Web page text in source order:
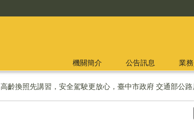
機關簡介 公告訊息 業
高齡換照先講習，安全駕駛更放心，臺中市政府 交通部公